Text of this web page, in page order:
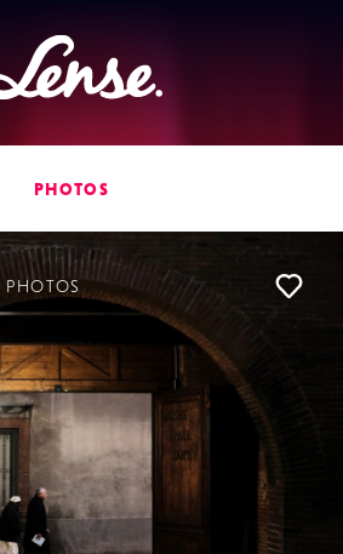
Lense
PHOTOS
PHOTOS